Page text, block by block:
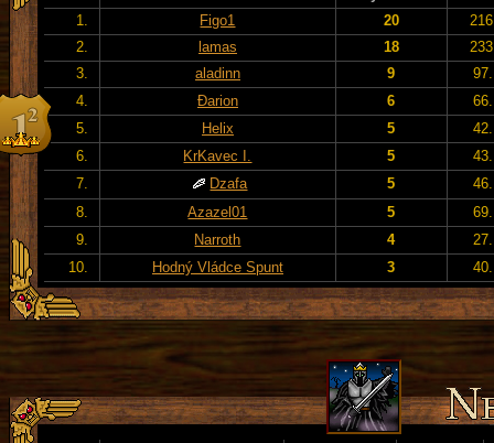
1.
Figo1 20
2.
lamas 18
3.
aladinn 9
4.
Đarion 6
5.
Helix 5
6.
KrKavec I. 5
7.
Dzafa 5
8.
Azazel01 5
9.
Narroth 4
10.
Hodný Vládce Spunt 3